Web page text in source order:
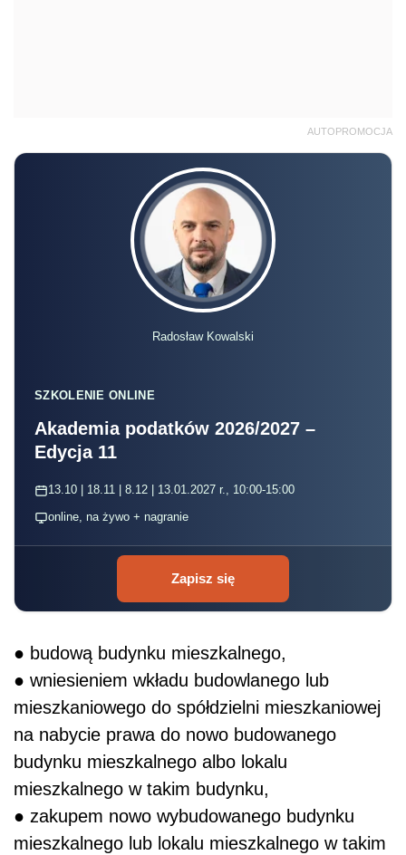
AUTOPROMOCJA
Radosław Kowalski
SZKOLENIE ONLINE
Akademia podatków 2026/2027 –
Edycja 11
13.10 | 18.11 | 8.12 | 13.01.2027 r., 10:00-15:00
online, na żywo + nagranie
Zapisz się
● budową budynku mieszkalnego,
● wniesieniem wkładu budowlanego lub
mieszkaniowego do spółdzielni mieszkaniowej
na nabycie prawa do nowo budowanego
budynku mieszkalnego albo lokalu
mieszkalnego w takim budynku,
● zakupem nowo wybudowanego budynku
mieszkalnego lub lokalu mieszkalnego w takim